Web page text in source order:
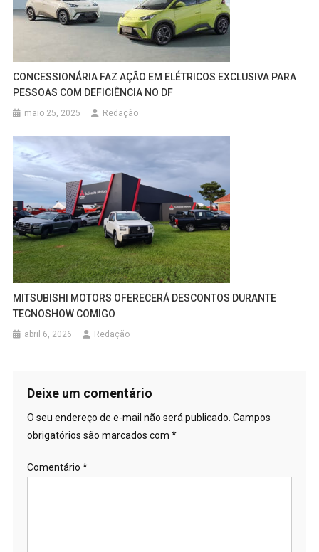
CONCESSIONÁRIA FAZ AÇÃO EM ELÉTRICOS EXCLUSIVA PARA
PESSOAS COM DEFICIÊNCIA NO DF
maio 25, 2025 Redação
MITSUBISHI MOTORS OFERECERÁ DESCONTOS DURANTE
TECNOSHOW COMIGO
abril 6, 2026 Redação
Deixe um comentário
O seu endereço de e-mail não será publicado. Campos
obrigatórios são marcados com *
Comentário *